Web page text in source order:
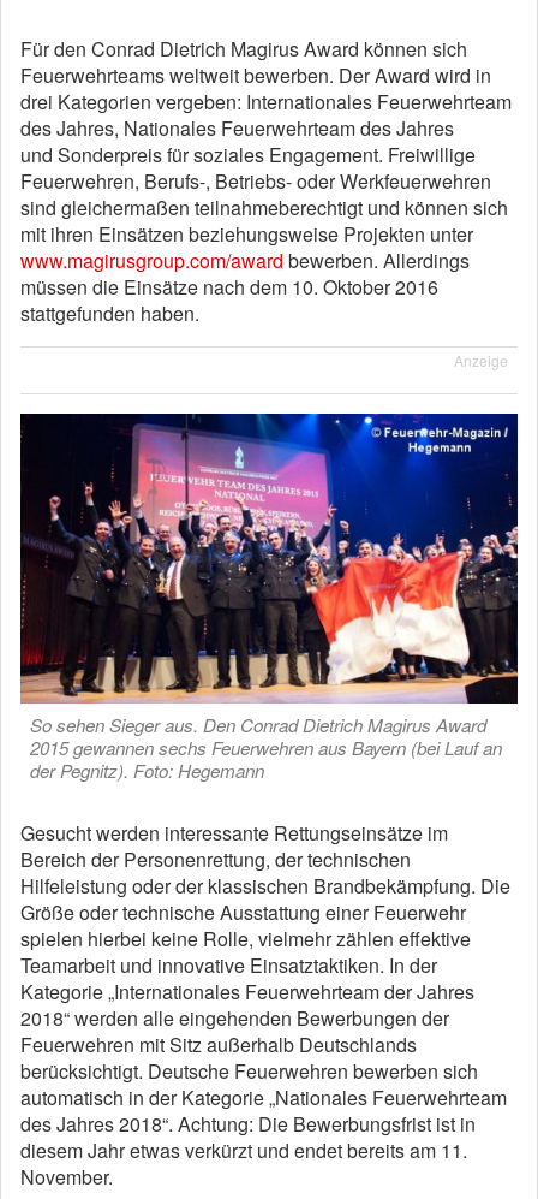
Für den Conrad Dietrich Magirus Award können sich
Feuerwehrteams weltweit bewerben. Der Award wird in
drei Kategorien vergeben: Internationales Feuerwehrteam
des Jahres, Nationales Feuerwehrteam des Jahres
und Sonderpreis für soziales Engagement. Freiwillige
Feuerwehren, Berufs-, Betriebs- oder Werkfeuerwehren
sind gleichermaßen teilnahmeberechtigt und können sich
mit ihren Einsätzen beziehungsweise Projekten unter
www.magirusgroup.com/award bewerben. Allerdings
müssen die Einsätze nach dem 10. Oktober 2016
stattgefunden haben.
Anzeige
So sehen Sieger aus. Den Conrad Dietrich Magirus Award
2015 gewannen sechs Feuerwehren aus Bayern (bei Lauf an
der Pegnitz). Foto: Hegemann
Gesucht werden interessante Rettungseinsätze im
Bereich der Personenrettung, der technischen
Hilfeleistung oder der klassischen Brandbekämpfung. Die
Größe oder technische Ausstattung einer Feuerwehr
spielen hierbei keine Rolle, vielmehr zählen effektive
Teamarbeit und innovative Einsatztaktiken. In der
Kategorie „Internationales Feuerwehrteam der Jahres
2018“ werden alle eingehenden Bewerbungen der
Feuerwehren mit Sitz außerhalb Deutschlands
berücksichtigt. Deutsche Feuerwehren bewerben sich
automatisch in der Kategorie „Nationales Feuerwehrteam
des Jahres 2018“. Achtung: Die Bewerbungsfrist ist in
diesem Jahr etwas verkürzt und endet bereits am 11.
November.